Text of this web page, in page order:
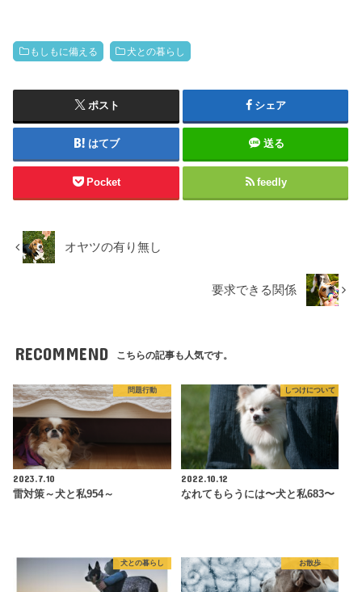
もしもに備える 犬との暮らし
ポスト シェア
はてブ 送る
Pocket feedly
オヤツの有り無し
要求できる関係
RECOMMEND こちらの記事も人気です。
問題行動
2023.7.10
雷対策～犬と私954～
しつけについて
2022.10.12
なれてもらうには〜犬と私683〜
犬との暮らし お散歩